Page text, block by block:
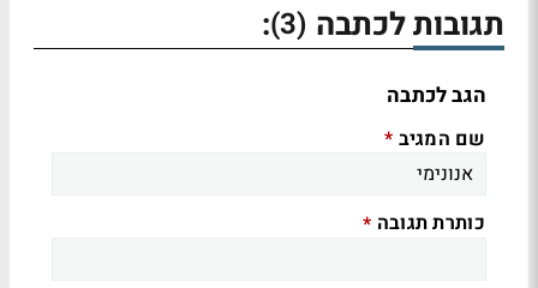
תגובות לכתבה (3)
:
הגב לכתבה
שם המגיב *
כותרת תגובה *